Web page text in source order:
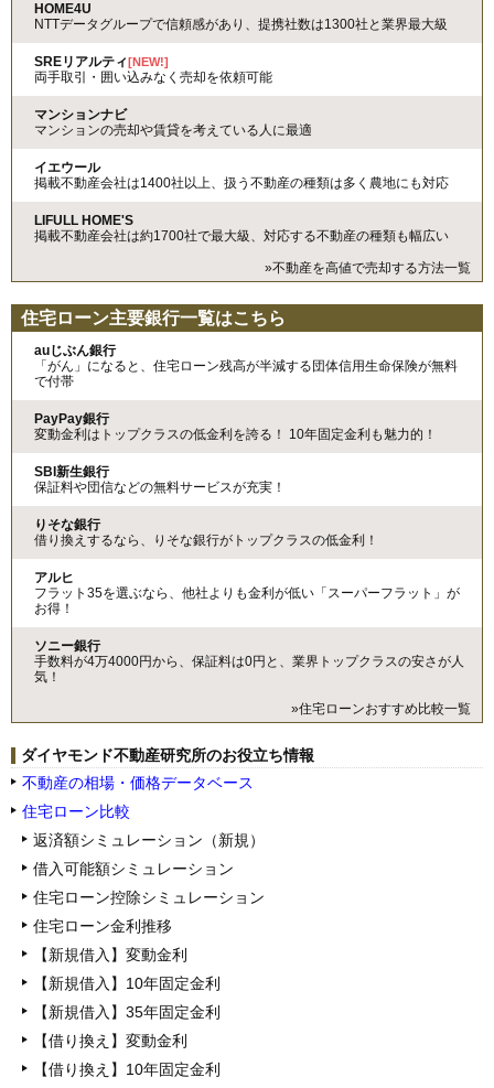
HOME4U
NTTデータグループで信頼感があり、提携社数は1300社と業界最大級
SREリアルティ[NEW!]
両手取引・囲い込みなく売却を依頼可能
マンションナビ
マンションの売却や賃貸を考えている人に最適
イエウール
掲載不動産会社は1400社以上、扱う不動産の種類は多く農地にも対応
LIFULL HOME'S
掲載不動産会社は約1700社で最大級、対応する不動産の種類も幅広い
»不動産を高値で売却する方法一覧
住宅ローン主要銀行一覧はこちら
auじぶん銀行
「がん」になると、住宅ローン残高が半減する団体信用生命保険が無料
で付帯
PayPay銀行
変動金利はトップクラスの低金利を誇る！ 10年固定金利も魅力的！
SBI新生銀行
保証料や団信などの無料サービスが充実！
りそな銀行
借り換えするなら、りそな銀行がトップクラスの低金利！
アルヒ
フラット35を選ぶなら、他社よりも金利が低い「スーパーフラット」が
お得！
ソニー銀行
手数料が4万4000円から、保証料は0円と、業界トップクラスの安さが人
気！
»住宅ローンおすすめ比較一覧
ダイヤモンド不動産研究所のお役立ち情報
不動産の相場・価格データベース
住宅ローン比較
返済額シミュレーション（新規）
借入可能額シミュレーション
住宅ローン控除シミュレーション
住宅ローン金利推移
【新規借入】変動金利
【新規借入】10年固定金利
【新規借入】35年固定金利
【借り換え】変動金利
【借り換え】10年固定金利